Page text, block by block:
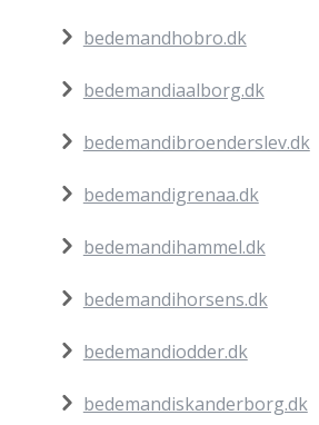
bedemandhobro.dk
bedemandiaalborg.dk
bedemandibroenderslev.dk
bedemandigrenaa.dk
bedemandihammel.dk
bedemandihorsens.dk
bedemandiodder.dk
bedemandiskanderborg.dk